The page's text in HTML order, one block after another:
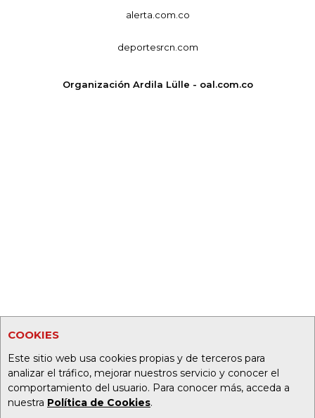
COOKIES
Este sitio web usa cookies propias y de terceros para
analizar el tráfico, mejorar nuestros servicio y conocer el
comportamiento del usuario. Para conocer más, acceda a
nuestra Política de Cookies.
alerta.com.co
deportesrcn.com
Organización Ardila Lülle - oal.com.co